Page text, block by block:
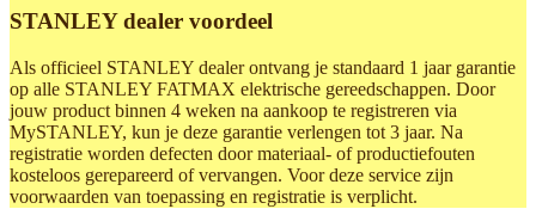
STANLEY dealer voordeel
Als officieel STANLEY dealer ontvang je standaard 1 jaar garantie
op alle STANLEY FATMAX elektrische gereedschappen. Door
jouw product binnen 4 weken na aankoop te registreren via
MySTANLEY, kun je deze garantie verlengen tot 3 jaar. Na
registratie worden defecten door materiaal- of productiefouten
kosteloos gerepareerd of vervangen. Voor deze service zijn
voorwaarden van toepassing en registratie is verplicht.